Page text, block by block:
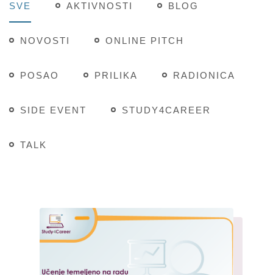
SVE AKTIVNOSTI BLOG
NOVOSTI ONLINE PITCH
POSAO PRILIKA RADIONICA
SIDE EVENT STUDY4CAREER
TALK